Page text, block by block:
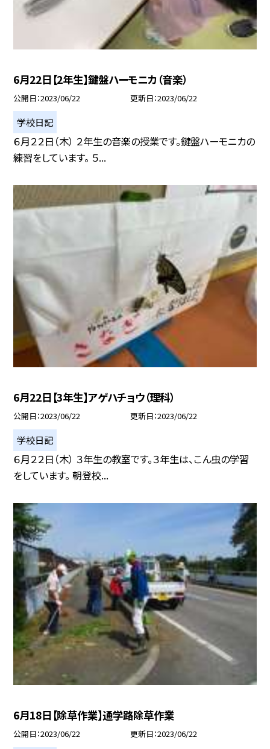
6月22日【2年生】鍵盤ハーモニカ（音楽）
公開日 2023/06/22 更新日 2023/06/22
学校日記
６月２２日（木） ２年生の音楽の授業です。鍵盤ハーモニカの
練習をしています。 ５...
6月22日【3年生】アゲハチョウ（理科）
公開日 2023/06/22 更新日 2023/06/22
学校日記
６月２２日（木） ３年生の教室です。３年生は、こん虫の学習
をしています。 朝登校...
6月18日【除草作業】通学路除草作業
公開日 2023/06/22 更新日 2023/06/22